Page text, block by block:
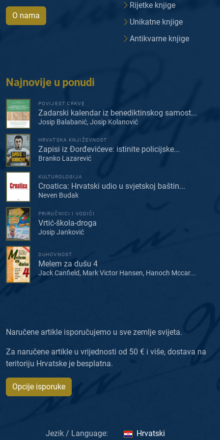
O nama
Rijetke knjige
Unikatne knjige
Antikvarne knjige
Najnovije u ponudi
POVIJEST CRKVE
Zadarski kalendar iz benediktinskog samost...
Josip Balabanić, Josip Kolanović
HRVATSKA KNJIŽEVNOST
Zapisi iz Đorđevićeve: istinite policijske...
Branko Lazarević
KULTUROLOGIJA
Croatica: Hrvatski udio u svjetskoj baštin...
Neven Budak
PRIRUČNICI I VODIČI
Vrtić-škola-droga
Josip Janković
DUHOVNOST
Melem za dušu 4
Jack Canfield, Mark Victor Hansen, Hanoch Mccar...
Naručene artikle isporučujemo u sve zemlje svijeta.
Za naručene artikle u vrijednosti od 50 € i više, dostava na
teritoriju Hrvatske je besplatna.
Opcije isporuke
Jezik / Language: Hrvatski